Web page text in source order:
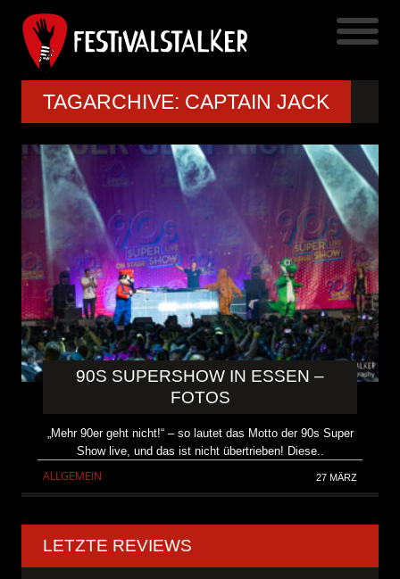
TAGARCHIVE: CAPTAIN JACK
90S SUPERSHOW IN ESSEN –
FOTOS
„Mehr 90er geht nicht!“ – so lautet das Motto der 90s Super
Show live, und das ist nicht übertrieben! Diese..
ALLGEMEIN 27 MÄRZ
LETZTE REVIEWS